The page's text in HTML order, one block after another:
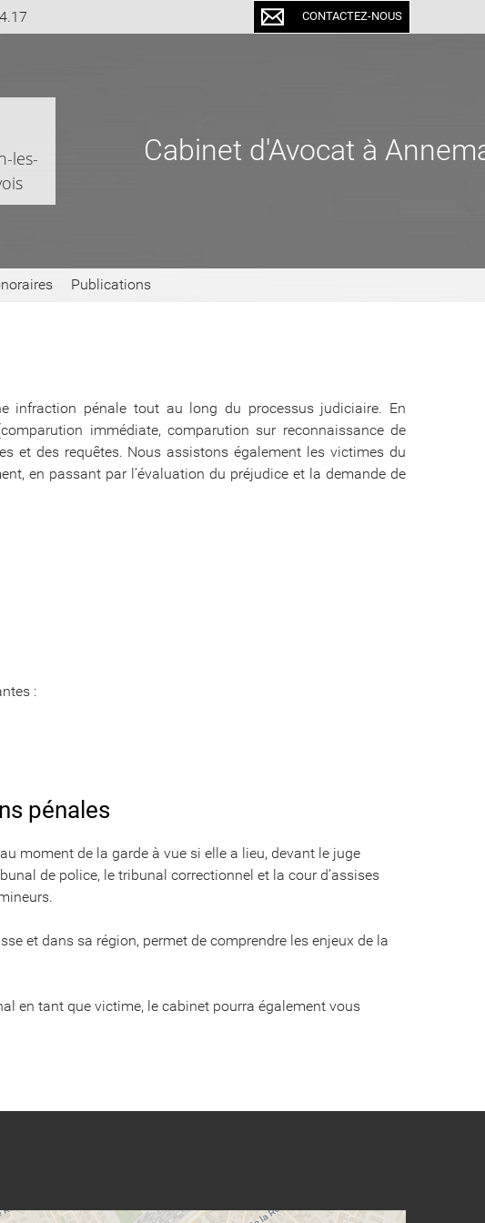
les-
Publications
CONTACTEZ-NOUS
Cabinet d'Avocat à
infraction pénale tout au long du processus judiciaire. En
immédiate, comparution sur reconnaissance de
et des requêtes. Nous assistons également les victimes du
en passant par l’évaluation du préjudice et la demande de
:
pénales
moment de la garde à vue si elle a lieu, devant le juge
de police, le tribunal correctionnel et la cour d’assises
et dans sa région, permet de comprendre les enjeux de la
en tant que victime, le cabinet pourra également vous